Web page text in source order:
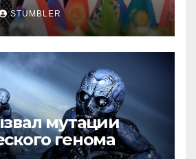
STUMBLER
мутации
генома